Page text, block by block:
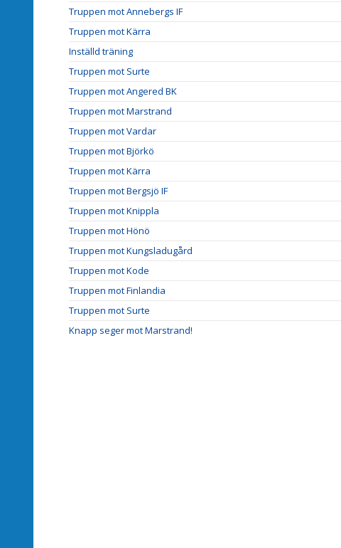
Truppen mot Annebergs IF
Truppen mot Kärra
Inställd träning
Truppen mot Surte
Truppen mot Angered BK
Truppen mot Marstrand
Truppen mot Vardar
Truppen mot Björkö
Truppen mot Kärra
Truppen mot Bergsjö IF
Truppen mot Knippla
Truppen mot Hönö
Truppen mot Kungsladugård
Truppen mot Kode
Truppen mot Finlandia
Truppen mot Surte
Knapp seger mot Marstrand!